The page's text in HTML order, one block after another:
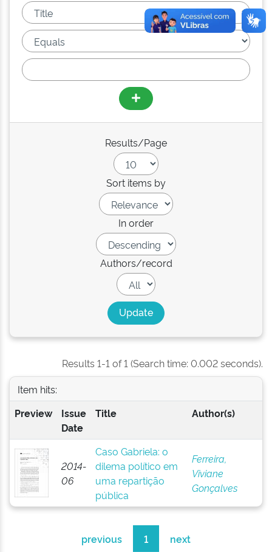
Results/Page
Sort items by
In order
Authors/record
Results 1-1 of 1 (Search time: 0.002 seconds).
Item hits:
Preview
Issue
Date
Title Author(s)
2014-
06
Caso Gabriela: o
dilema político em
uma repartição
pública
Ferreira,
Viviane
Gonçalves
previous 1 next